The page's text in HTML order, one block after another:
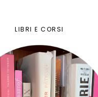
LIBRI E CORSI